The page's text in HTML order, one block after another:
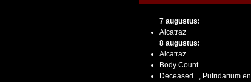
7 augustus:
Alcatraz
8 augustus:
Alcatraz
Body Count
Deceased..., Putridarium en